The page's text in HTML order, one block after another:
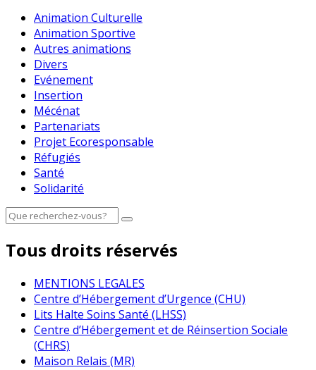
Animation Culturelle
Animation Sportive
Autres animations
Divers
Evénement
Insertion
Mécénat
Partenariats
Projet Ecoresponsable
Réfugiés
Santé
Solidarité
Tous droits réservés
MENTIONS LEGALES
Centre d’Hébergement d’Urgence (CHU)
Lits Halte Soins Santé (LHSS)
Centre d’Hébergement et de Réinsertion Sociale
(CHRS)
Maison Relais (MR)